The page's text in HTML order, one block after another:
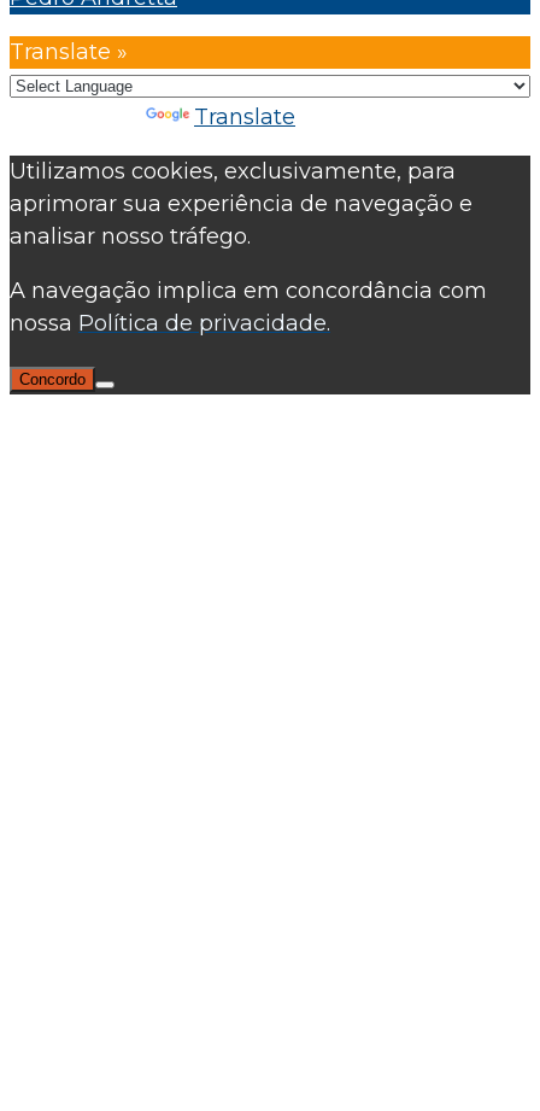
Translate »
Translate
Utilizamos cookies, exclusivamente, para
aprimorar sua experiência de navegação e
analisar nosso tráfego.
A navegação implica em concordância com
nossa Política de privacidade.
Concordo